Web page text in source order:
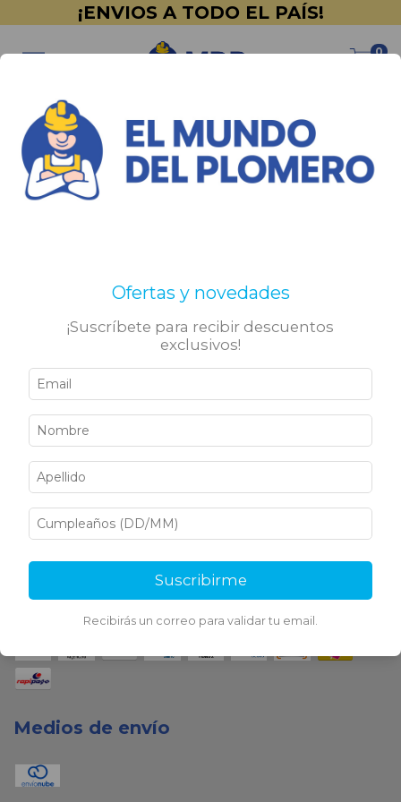
¡ENVIOS A TODO EL PAÍS!
0
Inicio > Agua Caliente y Calefacción > Calefones
No tenemos resultados para tu búsqueda. Por favor,
intentá con otros filtros.
Sigamos conectados
Medios de pago
Medios de envío
Ofertas y novedades
¡Suscríbete para recibir descuentos
exclusivos!
Suscribirme
Recibirás un correo para validar tu email.